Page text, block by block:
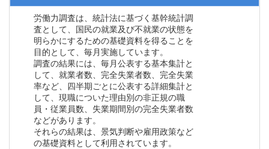
労働力調査は、統計法に基づく基幹統計調
査として、国民の就業及び不就業の状態を
明らかにするための基礎資料を得ることを
目的として、毎月実施しています。
調査の結果には、毎月公表する基本集計と
して、就業者数、完全失業者数、完全失業
率など、四半期ごとに公表する詳細集計と
して、現職についた理由別の非正規の職
員・従業員数、失業期間別の完全失業者数
などがあります。
それらの結果は、景気判断や雇用政策など
の基礎資料として利用されています。